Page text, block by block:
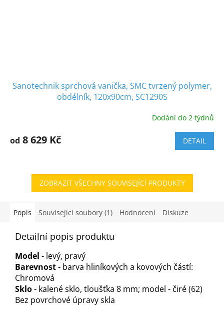
Sanotechnik sprchová vanička, SMC tvrzený polymer,
obdélník, 120x90cm, SC1290S
Dodání do 2 týdnů
od 8 629 Kč DETAIL
ZOBRAZIT VŠECHNY SOUVISEJÍCÍ PRODUKTY
Popis Související soubory (1) Hodnocení Diskuze
Detailní popis produktu
Model - levý, pravý
Barevnost- barva hliníkových a kovových částí:
Chromová
Sklo- kalené sklo, tloušťka 8 mm; model - čiré (62)
Bez povrchové úpravy skla